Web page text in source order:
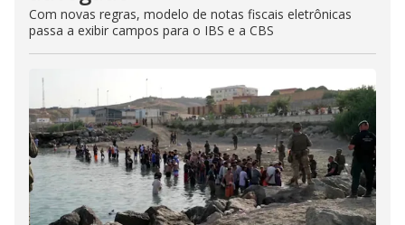
Com novas regras, modelo de notas fiscais eletrônicas
passa a exibir campos para o IBS e a CBS